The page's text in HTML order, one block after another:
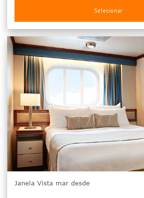
Selecionar
Janela Vista mar desde